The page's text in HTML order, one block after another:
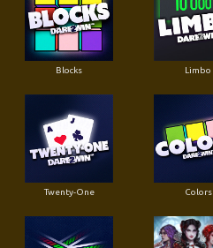
Blocks Limbo
Twenty-One Colors